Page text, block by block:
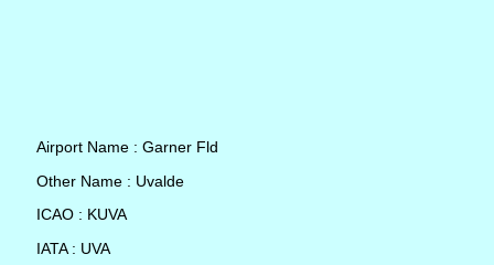
Airport Name : Garner Fld
Other Name : Uvalde
ICAO : KUVA
IATA : UVA